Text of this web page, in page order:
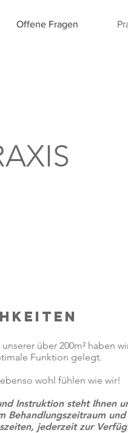
Offene Fragen
über 200m² haben
Funktion gelegt.
wohl fühlen wie wir!
Instruktion steht Ihnen
Behandlungszeitraum
jederzeit zur